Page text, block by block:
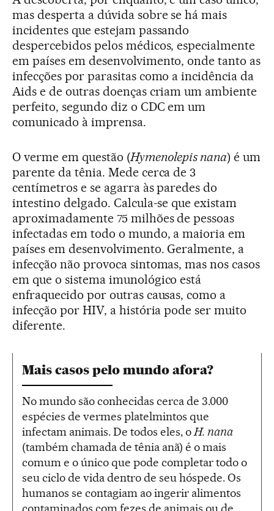
mas desperta a dúvida sobre se há mais
incidentes que estejam passando
despercebidos pelos médicos, especialmente
em países em desenvolvimento, onde tanto as
infecções por parasitas como a incidência da
Aids e de outras doenças criam um ambiente
perfeito, segundo diz o CDC em um
comunicado à imprensa.
O verme em questão (Hymenolepis nana) é um
parente da tênia. Mede cerca de 3
centímetros e se agarra às paredes do
intestino delgado. Calcula-se que existam
aproximadamente 75 milhões de pessoas
infectadas em todo o mundo, a maioria em
países em desenvolvimento. Geralmente, a
infecção não provoca sintomas, mas nos casos
em que o sistema imunológico está
enfraquecido por outras causas, como a
infecção por HIV, a história pode ser muito
diferente.
Mais casos pelo mundo afora?
No mundo são conhecidas cerca de 3.000
espécies de vermes platelmintos que
infectam animais. De todos eles, oH. nana
(também chamada de tênia anã) é o mais
comum e o único que pode completar todo o
seu ciclo de vida dentro de seu hóspede. Os
humanos se contagiam ao ingerir alimentos